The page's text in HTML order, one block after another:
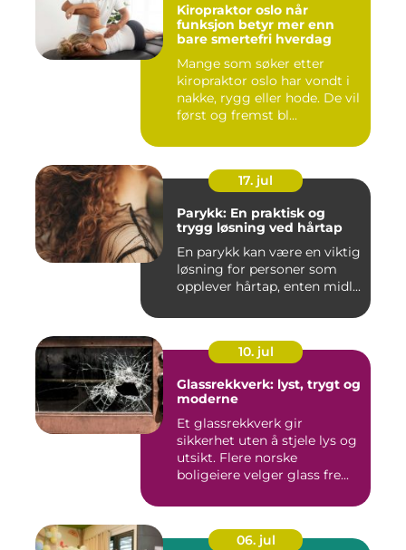
Kiropraktor oslo når
funksjon betyr mer enn
bare smertefri hverdag
Mange som søker etter
kiropraktor oslo har vondt i
nakke, rygg eller hode. De vil
først og fremst bl...
17. jul
Parykk: En praktisk og
trygg løsning ved hårtap
En parykk kan være en viktig
løsning for personer som
opplever hårtap, enten midl...
10. jul
Glassrekkverk: lyst, trygt og
moderne
Et glassrekkverk gir
sikkerhet uten å stjele lys og
utsikt. Flere norske
boligeiere velger glass fre...
06. jul